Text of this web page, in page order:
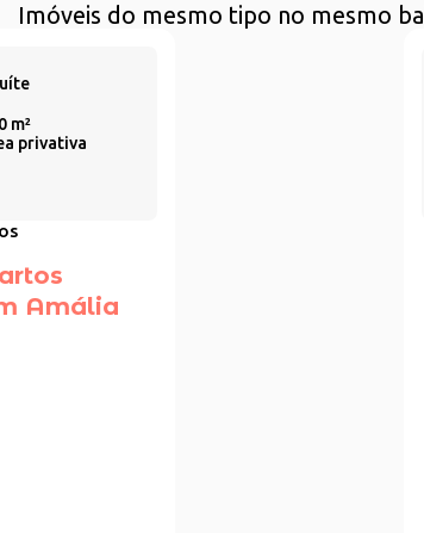
Imóveis do mesmo tipo no mesmo
m²
privativa
Amália